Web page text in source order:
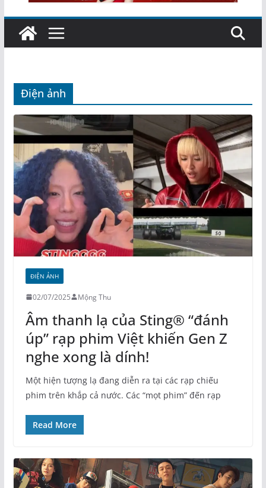
Điện ảnh
ĐIỆN ẢNH
02/07/2025 Mộng Thu
Âm thanh lạ của Sting® “đánh
úp” rạp phim Việt khiến Gen Z
nghe xong là dính!
Một hiện tượng lạ đang diễn ra tại các rạp chiếu
phim trên khắp cả nước. Các “mọt phim” đến rạp
Read More